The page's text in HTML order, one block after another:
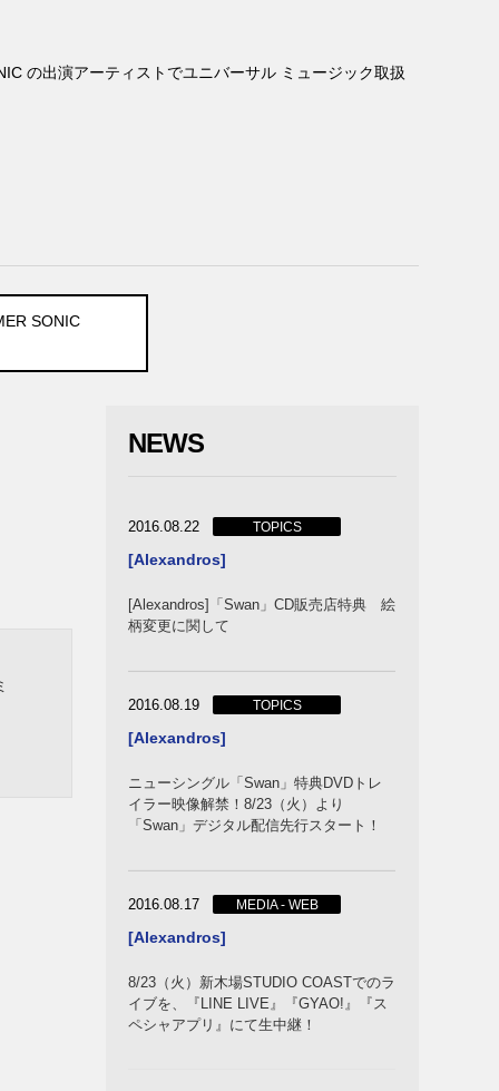
の出演アーティストでユニバーサル ミュージック取扱
SONIC
NEWS
2016.08.22 TOPICS
[Alexandros]
[Alexandros]「Swan」CD販売店特典 絵
柄変更に関して
2016.08.19 TOPICS
[Alexandros]
ニューシングル「Swan」特典DVDトレ
イラー映像解禁！8/23（火）より
「Swan」デジタル配信先行スタート！
2016.08.17 MEDIA - WEB
[Alexandros]
8/23（火）新木場STUDIO COASTでのラ
イブを、『LINE LIVE』『GYAO!』『ス
ペシャアプリ』にて生中継！